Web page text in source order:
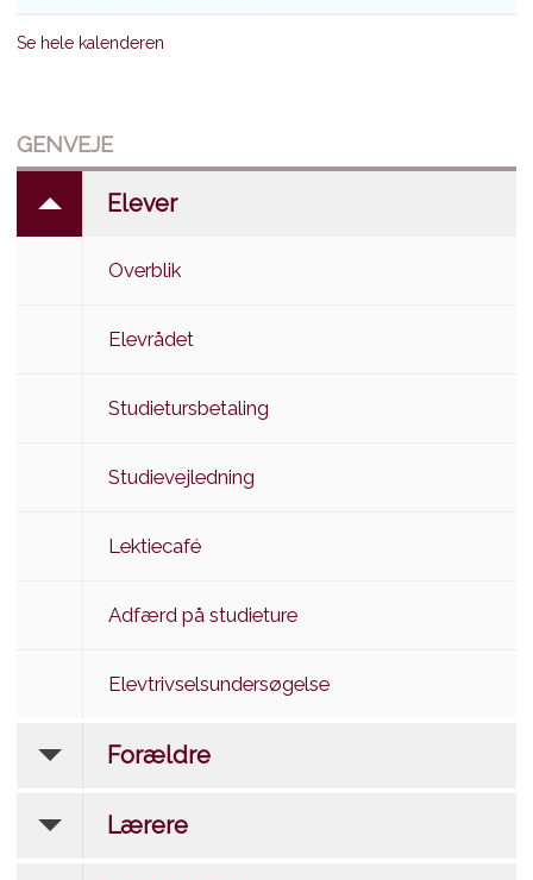
Se hele kalenderen
GENVEJE
Elever
Overblik
Elevrådet
Studietursbetaling
Studievejledning
Lektiecafé
Adfærd på studieture
Elevtrivselsundersøgelse
Forældre
Lærere